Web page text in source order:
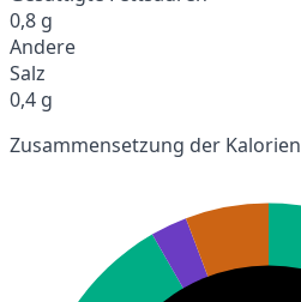
0,8 g
Andere
Salz
0,4 g
Zusammensetzung der Kalorien